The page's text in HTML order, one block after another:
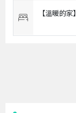
【溫暖的家】